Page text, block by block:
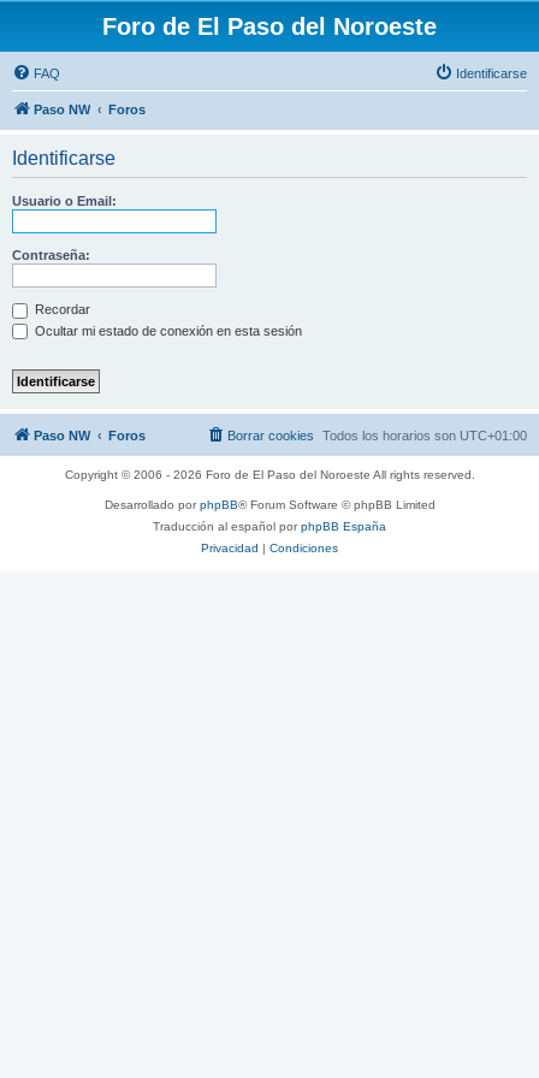
Foro de El Paso del Noroeste
FAQ Identificarse
Paso NW Foros
Identificarse
Usuario o Email:
Contraseña:
Recordar
Ocultar mi estado de conexión en esta sesión
Paso NW Foros Todos los horarios son UTC+01:00
Borrar cookies
Copyright © 2006 - 2026 Foro de El Paso del Noroeste All rights reserved.
Desarrollado porphpBB® Forum Software © phpBB Limited
Traducción al español porphpBB España
Privacidad | Condiciones